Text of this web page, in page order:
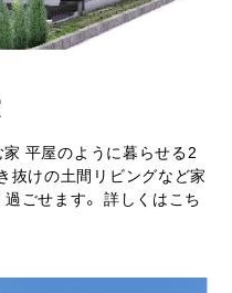
平屋のように暮らせる2
抜けの土間リビングなど家
ごせます。 詳しくはこち